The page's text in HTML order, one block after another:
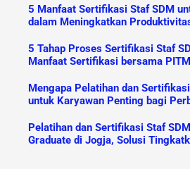
5 Manfaat Sertifikasi Staf SDM
dalam Meningkatkan
5 Tahap Proses Sertifikasi Staf
Manfaat Sertifikasi bersama
Mengapa Pelatihan dan
untuk Karyawan Penting bagi
Pelatihan dan Sertifikasi Staf
Graduate di Jogja, Solusi